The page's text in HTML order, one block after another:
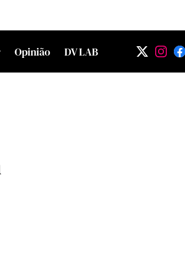
Opinião DV LAB